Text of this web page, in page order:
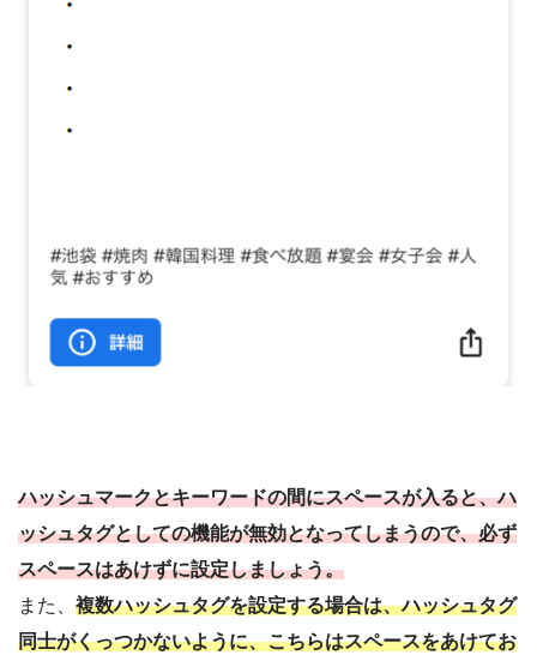
ハッシュマークとキーワードの間にスペースが入ると、ハ
ッシュタグとしての機能が無効となってしまうので、必ず
スペースはあけずに設定しましょう。
また、 複数ハッシュタグを設定する場合は、ハッシュタグ
同士がくっつかないように、こちらはスペースをあけてお